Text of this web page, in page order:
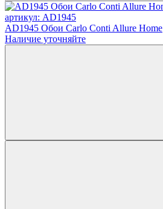
артикул: AD1945
AD1945 Обои Carlo Conti Allure Home
Наличие уточняйте